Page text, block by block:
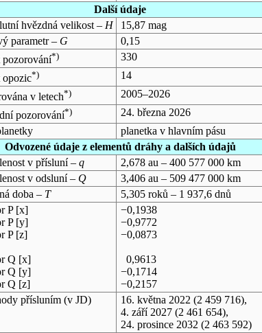
Další údaje
hvězdná velikost – H
15,87 mag
parametr – G
0,15
pozorování*)
330
opozic*)
14
v letech*)
2005–2026
pozorování*)
24. března 2026
planetka v hlavním pásu
Odvozené údaje z elementů dráhy a dalších údajů
v přísluní – q
2,678 au – 400 577 000 km
v odsluní – Q
3,406 au – 509 477 000 km
doba – T
5,305 roků – 1 937,6 dnů
P [x]
P [y]
P [z]
Q [x]
Q [y]
Q [z]
−0,1938
−0,9772
−0,0873
0,9613
−0,1714
−0,2157
přísluním (v JD) 16. května 2022 (2 459 716),
4. září 2027(2 461 654),
24. prosince 2032 (2 463 592)